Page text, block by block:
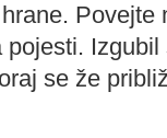
Povejte
se že